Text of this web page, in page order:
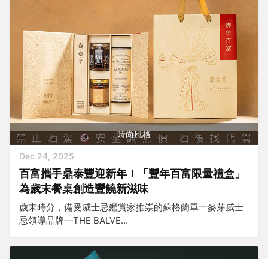
時尚風格
Dec 24, 2025
百富攜手鼎泰豐迎新年！「豐年百富限量禮盒」
為歲末餐桌創造豐饒新滋味
歲末時分，備受威士忌鑑賞家推崇的蘇格蘭單一麥芽威士
忌領導品牌—THE BALVE...